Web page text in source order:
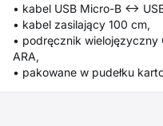
• kabel USB Micro-B <->
• kabel zasilający 100 cm,
• podręcznik wielojęzyczny
ARA,
• pakowane w pudełku